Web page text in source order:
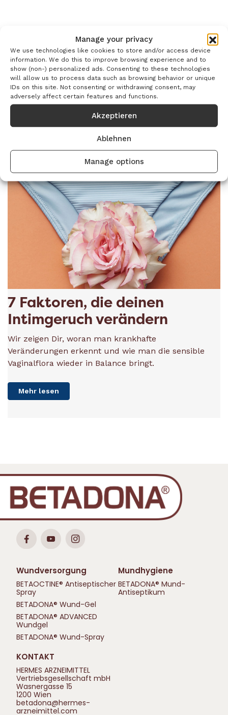
Manage your privacy
We use technologies like cookies to store and/or access device
information. We do this to improve browsing experience and to
show (non-) personalized ads. Consenting to these technologies
will allow us to process data such as browsing behavior or unique
IDs on this site. Not consenting or withdrawing consent, may
adversely affect certain features and functions.
Akzeptieren
Ablehnen
Manage options
Wunden
7 Faktoren, die deinen
Intimgeruch verändern
Wir zeigen Dir, woran man krankhafte
Veränderungen erkennt und wie man die sensible
Vaginalflora wieder in Balance bringt.
Mehr lesen
Wundversorgung
BETAOCTINE® Antiseptischer
Spray
BETADONA® Wund-Gel
BETADONA® ADVANCED
Wundgel
BETADONA® Wund-Spray
Mundhygiene
BETADONA® Mund-
Antiseptikum
KONTAKT
HERMES ARZNEIMITTEL
Vertriebsgesellschaft mbH
Wasnergasse 15
1200 Wien
betadona@hermes-
arzneimittel.com